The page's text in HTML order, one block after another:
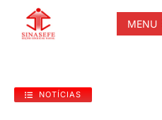
MENU
NOTÍCIAS
NOTÍCIAS